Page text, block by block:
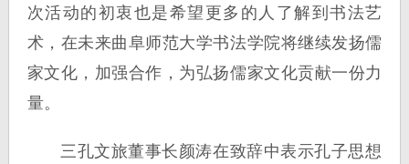
次活动的初衷也是希望更多的人了解到书法艺
术，在未来曲阜师范大学书法学院将继续发扬儒
家文化，加强合作，为弘扬儒家文化贡献一份力
量。
三孔文旅董事长颜涛在致辞中表示孔子思想